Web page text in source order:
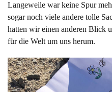
Langeweile war keine Spur
sogar noch viele andere tolle
hatten wir einen anderen Blick
für die Welt um uns herum.